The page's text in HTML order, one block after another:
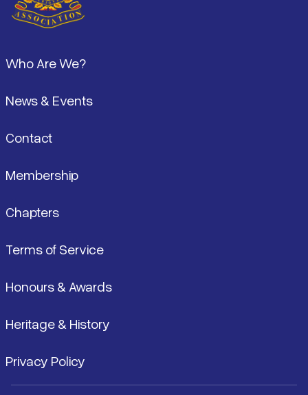
Who Are We?
News & Events
Contact
Membership
Chapters
Terms of Service
Honours & Awards
Heritage & History
Privacy Policy